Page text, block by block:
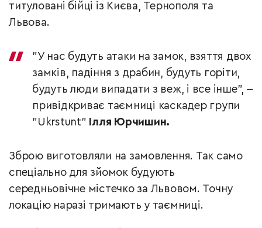
титуловані бійці із Києва, Тернополя та
Львова.
"У нас будуть атаки на замок, взяття двох
замків, падіння з драбин, будуть горіти,
будуть люди випадати з веж, і все інше", ‒
привідкриває таємниці каскадер групи
"Ukrstunt" Ілля Юрчишин.
Зброю виготовляли на замовлення. Так само
спеціально для зйомок будують
середньовічне містечко за Львовом. Точну
локацію наразі тримають у таємниці.